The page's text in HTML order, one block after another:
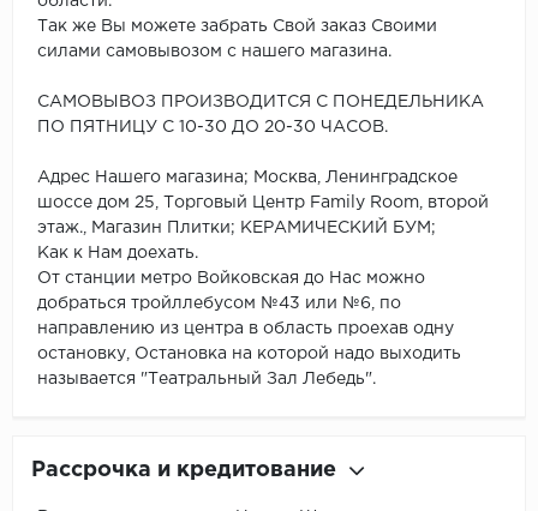
Так же Вы можете забрать Свой заказ Своими
силами самовывозом с нашего магазина.
САМОВЫВОЗ ПРОИЗВОДИТСЯ С ПОНЕДЕЛЬНИКА
ПО ПЯТНИЦУ С 10-30 ДО 20-30 ЧАСОВ.
Адрес Нашего магазина; Москва, Ленинградское
шоссе дом 25, Торговый Центр Family Room, второй
этаж., Магазин Плитки; КЕРАМИЧЕСКИЙ БУМ;
Как к Нам доехать.
От станции метро Войковская до Нас можно
добраться тройллебусом №43 или №6, по
направлению из центра в область проехав одну
остановку, Остановка на которой надо выходить
называется "Театральный Зал Лебедь".
Рассрочка и кредитование